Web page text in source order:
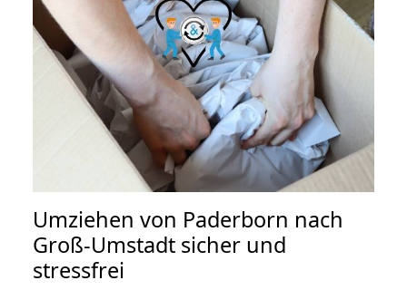
Umziehen von Paderborn nach
Groß-Umstadt sicher und
stressfrei